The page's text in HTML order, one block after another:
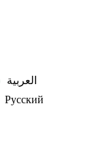
العربية‏
Русский